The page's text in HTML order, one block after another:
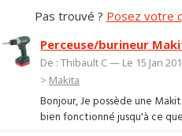
Pas trouvé ? Posez votre
Perceuse/burineur
De : Thibault C — Le 15 Jan
> Makita
Bonjour, Je possède une
bien fonctionné jusqu'à ce que